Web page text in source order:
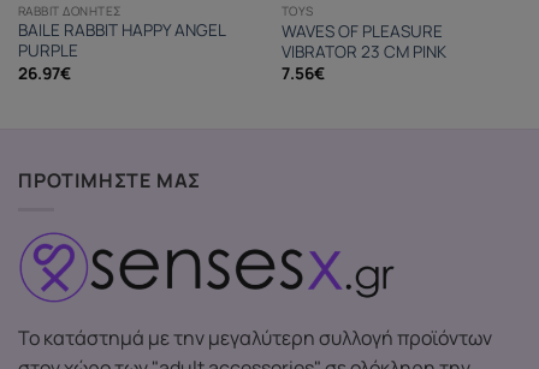
RABBIT ΔΟΝΗΤΈΣ
BAILE RABBIT HAPPY ANGEL
PURPLE
26.97€
TOYS
WAVES OF PLEASURE
VIBRATOR 23 CM PINK
7.56€
ΠΡΟΤΙΜΗΣΤΕ ΜΑΣ
Το κατάστημά με την μεγαλύτερη συλλογή προϊόντων